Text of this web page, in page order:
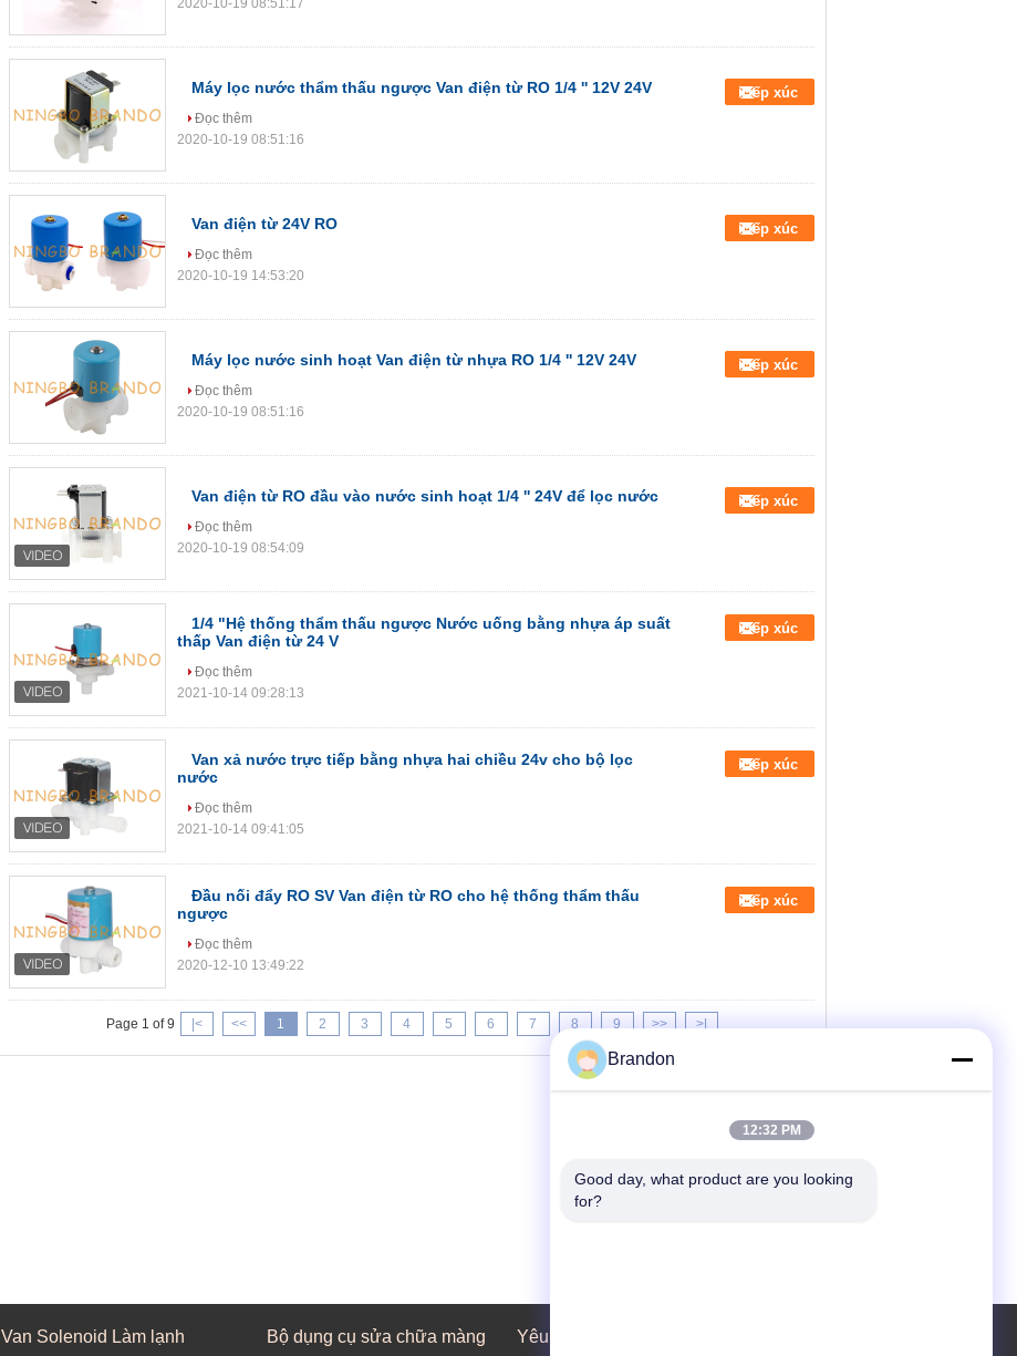
2020-10-19 08:51:17
Máy lọc nước thẩm thấu ngược Van điện từ RO 1/4 '' 12V 24V Tiếp xúc
Đọc thêm
2020-10-19 08:51:16
Van điện từ 24V RO Tiếp xúc
Đọc thêm
2020-10-19 14:53:20
Máy lọc nước sinh hoạt Van điện từ nhựa RO 1/4 '' 12V 24V Tiếp xúc
Đọc thêm
2020-10-19 08:51:16
Van điện từ RO đầu vào nước sinh hoạt 1/4 '' 24V để lọc nước Tiếp xúc
Đọc thêm
2020-10-19 08:54:09
1/4 "Hệ thống thẩm thấu ngược Nước uống bằng nhựa áp suất
thấp Van điện từ 24 V
Tiếp xúc
Đọc thêm
2021-10-14 09:28:13
Van xả nước trực tiếp bằng nhựa hai chiều 24v cho bộ lọc
nước
Tiếp xúc
Đọc thêm
2021-10-14 09:41:05
Đầu nối đẩy RO SV Van điện từ RO cho hệ thống thẩm thấu
ngược
Tiếp xúc
Đọc thêm
2020-12-10 13:49:22
Page 1 of 9 |< << 1 2 3 4 5 6 7 8 9 >> >|
Van Solenoid Làm lạnh Bộ dụng cụ sửa chữa màng Yêu cầu báo giá
Brandon
12:32 PM
Good day, what product are you looking
for?